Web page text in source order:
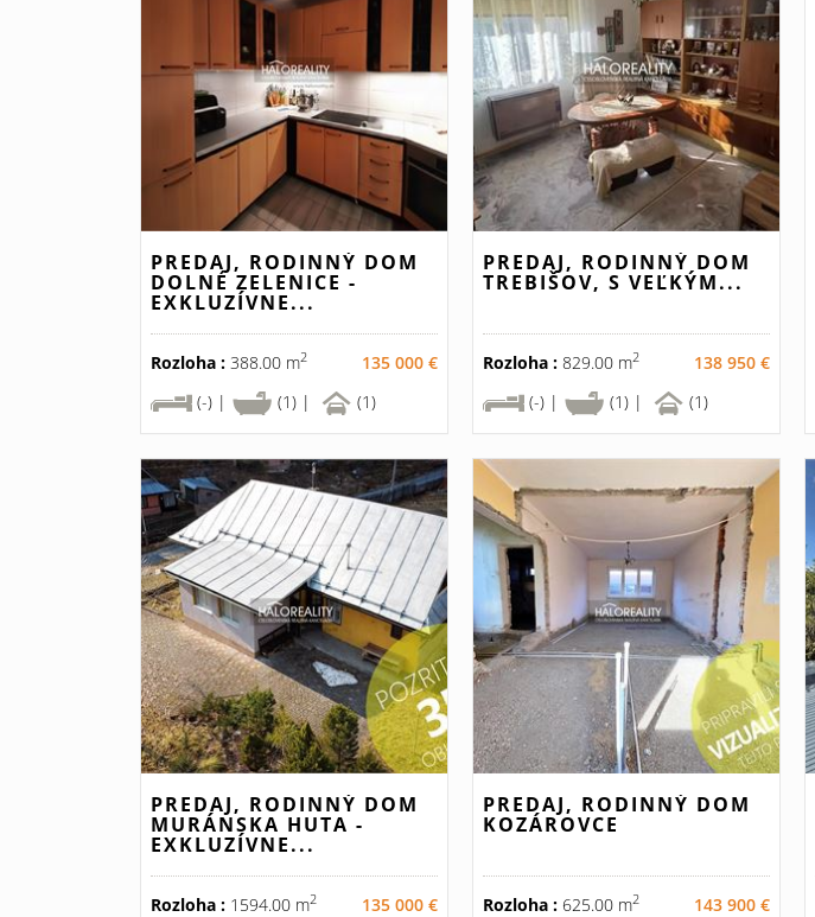
PREDAJ, RODINNÝ DOM
DOLNÉ ZELENICE -
EXKLUZÍVNE...
Rozloha : 388.00 m2
135 000 €
(-) |
(1) | (1)
PREDAJ, RODINNÝ DOM
TREBIŠOV, S VEĽKÝM...
Rozloha :829.00 m2
138 950 €
(-) |
(1) | (1)
PREDAJ, RODINNÝ DOM
MURÁNSKA HUTA -
EXKLUZÍVNE...
Rozloha : 1594.00 m2
135 000 €
PREDAJ, RODINNÝ DOM
KOZÁROVCE
Rozloha :625.00 m2
143 900 €